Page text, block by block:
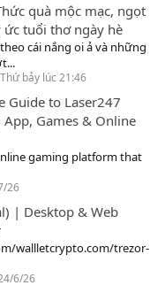
quà mộc mạc, ngọt
tuổi thơ ngày hè
cái nắng oi ả và những
Thứ bảy lúc 21:46
Guide to Laser247
Games & Online
gaming platform that
26
| Desktop & Web
wallletcrypto.com/trezor-
6/26